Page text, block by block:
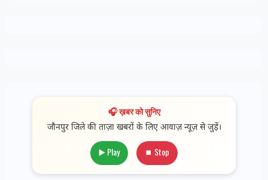
🎧 ख़बर को सुनिए
जौनपुर जिले की ताज़ा खबरों के लिए आवाज़ न्यूज़ से जुड़ें।
▶️ Play ⏹ Stop